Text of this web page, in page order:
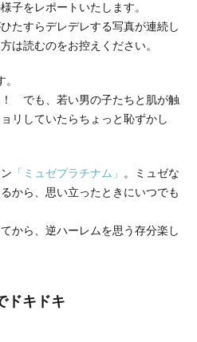
子をレポートいたします。
たすらデレデレする写真が連続し
は読むのをお控えください。
でも、若い男の子たちと肌が触
リしていたらちょっと恥ずかし
「ミュゼプラチナム」
。ミュゼな
から、思い立ったときにいつでも
から、逆ハーレムを思う存分楽し
ドキドキ